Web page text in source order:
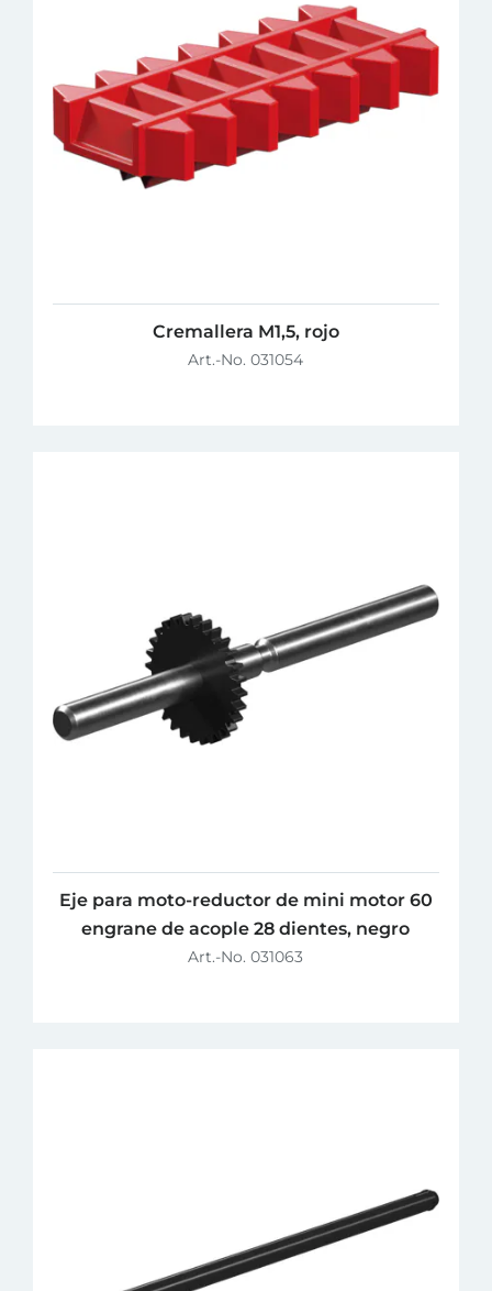
Cremallera M1,5, rojo
Art.-No. 031054
Eje para moto-reductor de mini motor 60
engrane de acople 28 dientes, negro
Art.-No. 031063